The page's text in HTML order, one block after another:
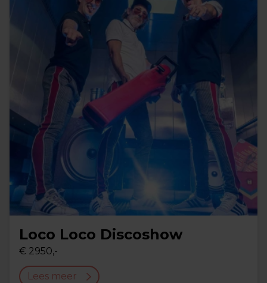
Loco Loco Discoshow
€ 2950,-
Lees meer